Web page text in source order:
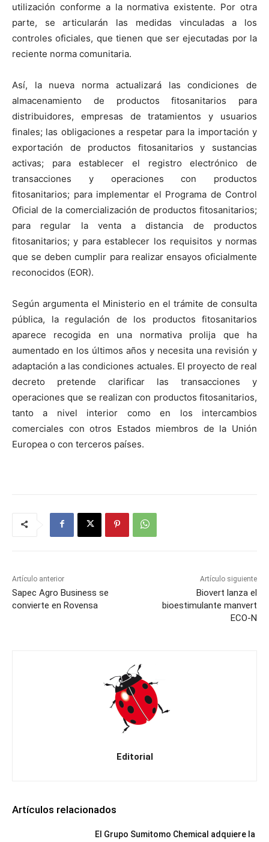
utilización conforme a la normativa existente. Por otra
parte, se articularán las medidas vinculadas a los
controles oficiales, que tienen que ser ejecutadas por la
reciente norma comunitaria.
Así, la nueva norma actualizará las condiciones de
almacenamiento de productos fitosanitarios para
distribuidores, empresas de tratamientos y usuarios
finales; las obligaciones a respetar para la importación y
exportación de productos fitosanitarios y sustancias
activas; para establecer el registro electrónico de
transacciones y operaciones con productos
fitosanitarios; para implementar el Programa de Control
Oficial de la comercialización de productos fitosanitarios;
para regular la venta a distancia de productos
fitosanitarios; y para establecer los requisitos y normas
que se deben cumplir para realizar ensayos oficialmente
reconocidos (EOR).
Según argumenta el Ministerio en el trámite de consulta
pública, la regulación de los productos fitosanitarios
aparece recogida en una normativa prolija que ha
aumentado en los últimos años y necesita una revisión y
adaptación a las condiciones actuales. El proyecto de real
decreto pretende clarificar las transacciones y
operaciones que se realizan con productos fitosanitarios,
tanto a nivel interior como en los intercambios
comerciales con otros Estados miembros de la Unión
Europea o con terceros países.
Artículo anterior
Sapec Agro Business se
convierte en Rovensa
Artículo siguiente
Biovert lanza el
bioestimulante manvert
ECO-N
Editorial
Artículos relacionados
El Grupo Sumitomo Chemical adquiere la